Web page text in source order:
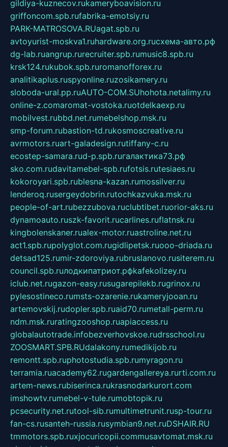
gildiya-kuznecov.rukameryboavision.ru
griffoncom.spb.rufabrika-emotsiy.ru
PARK-MATROSOVA.RUagat.spb.ru
avtoyurist-moskva1.ruhardware.org.ruсхема-авто.рф
dg-lab.ruangrup.rurecruiter.spb.rumusic8.spb.ru
krsk124.rukubok.spb.ruromanofforex.ru
analitikaplus.ruspyonline.ruzosikamery.ru
sloboda-ural.pp.ruAUTO-COM.SUhohota.netalimy.ru
online-z.comaromat-vostoka.ruotdelkaexp.ru
mobilvest.rubbd.net.rumebelshop.msk.ru
smp-forum.rubastion-td.rukosmoscreative.ru
avrmotors.ruart-galadesign.rutiffany-c.ru
ecostep-samara.rud-p.spb.ruгалактика73.рф
sko.com.rudavitamebel-spb.rufotsis.rutesiaes.ru
kokoroyari.spb.rublesna-kazan.rumossilver.ru
lenderoq.rusergeydobrin.rutochkazvuka.msk.ru
people-of-art.rubezzubova.ruclubtibet.ruorior-aks.ru
dynamoauto.ruszk-favorit.rucarlines.ruflatnsk.ru
kingbolenskaner.rualex-motor.ruastroline.net.ru
act1.spb.rupolyglot.com.rugidlipetsk.ruooo-driada.ru
detsad125.rumir-zdoroviya.rubruslanovo.rusiterem.ru
council.spb.ruлодкипатриот.рфkafekolizey.ru
iclub.net.rugazon-easy.rusugarepilekb.rugrinox.ru
pylesostineco.rumsts-ozarenie.rukameryjooan.ru
artemovskij.rudopler.spb.ruaid70.rumetall-perm.ru
ndm.msk.ruratingzooshop.ruapiaccess.ru
globalautotrade.infobezverhovskoe.rudrsschool.ru
ZOOSMART.SPB.RUdalakony.rumedikijob.ru
remontt.spb.ruphotostudia.spb.rumyragon.ru
terramia.ruacademy62.rugardengallereya.rurti.com.ru
artem-news.rubiserinca.rukrasnodarkurort.com
imshowtv.rumebel-v-tule.rumobtopik.ru
pcsecurity.net.rutool-sib.rumultimetrunit.rusp-tour.ru
fan-cs.rusanteh-russia.rusymbian9.net.ruDSHAIR.RU
tmmotors.spb.ruxjocuricopii.commusavtomat.msk.ru